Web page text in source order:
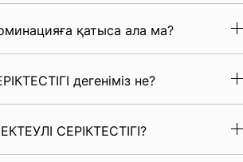
қатыса ала ма?
дегеніміз не?
СЕРІКТЕСТІГІ?